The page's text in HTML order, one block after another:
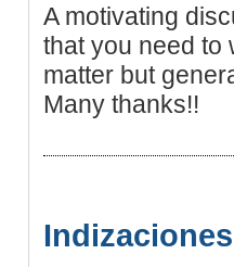
A motivating
that you need to
matter but
Many thanks!!
Indizaciones